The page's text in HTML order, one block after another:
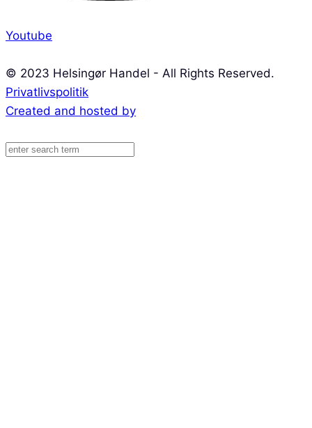
Youtube
© 2023 Helsingør Handel - All Rights Reserved.
Privatlivspolitik
Created and hosted by